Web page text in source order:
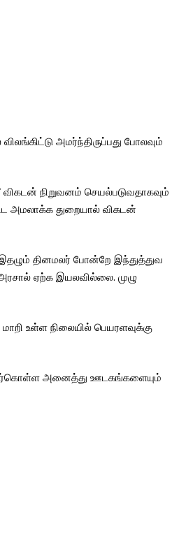
அமர்ந்திருப்பது போலவும்
நிறுவனம் செயல்படுவதாகவும்
அமலாக்க துறையால் விகடன்
தினமலர் போன்றே இந்துத்துவ
ஏற்க இயலவில்லை. முழு
உள்ள நிலையில் பெயரளவுக்கு
அனைத்து ஊடகங்களையும்